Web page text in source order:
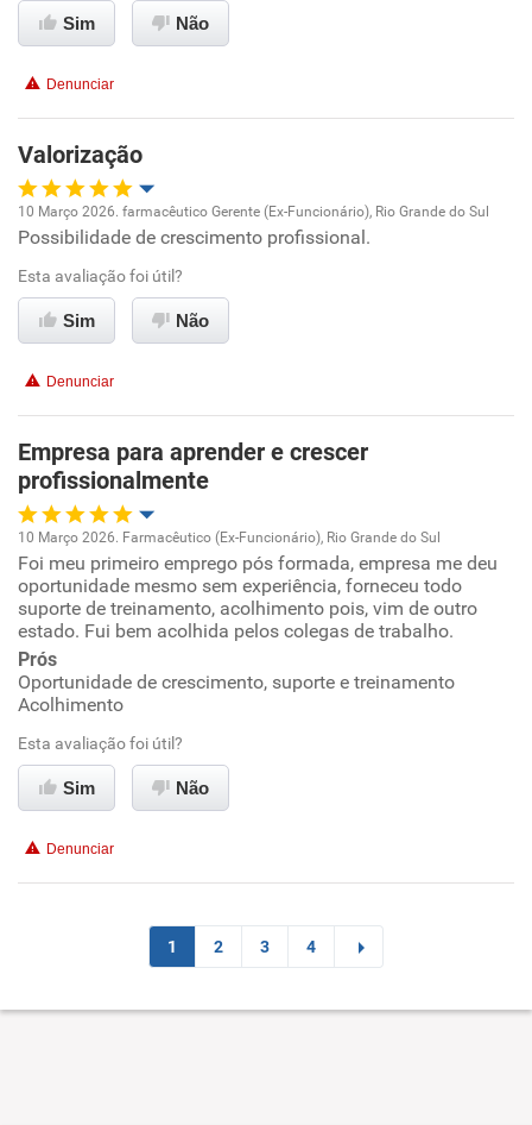
Conciliação com a vida familiar
Benefícios
Recomenda esta empresa
Recomenda a diretoria
Sim Não
Denunciar
Valorização
Oportunidade de promoção
Ambiente de trabalho
Benefícios
Recomenda esta empresa
Recomenda a diretoria
10 Março 2026. farmacêutico Gerente (Ex-Funcionário), Rio Grande do Sul
Possibilidade de crescimento profissional.
Esta avaliação foi útil?
Sim Não
Denunciar
Empresa para aprender e crescer
profissionalmente
Oportunidade de promoção
Ambiente de trabalho
Conciliação com a vida familiar
Benefícios
Recomenda esta empresa
Recomenda a diretoria
10 Março 2026. Farmacêutico (Ex-Funcionário), Rio Grande do Sul
Foi meu primeiro emprego pós formada, empresa me deu
oportunidade mesmo sem experiência, forneceu todo
suporte de treinamento, acolhimento pois, vim de outro
estado. Fui bem acolhida pelos colegas de trabalho.
Prós
Oportunidade de crescimento, suporte e treinamento
Acolhimento
Esta avaliação foi útil?
Sim Não
Denunciar
1 2 3 4